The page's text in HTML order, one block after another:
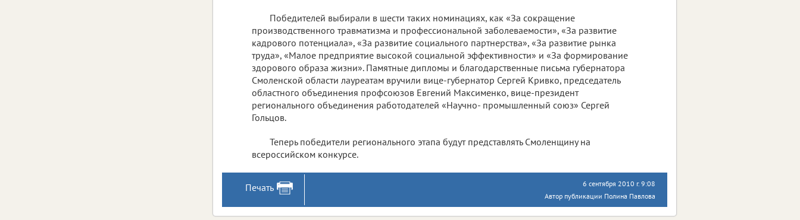
Победителей выбирали в шести таких номинациях, как «За сокращение
производственного травматизма и профессиональной заболеваемости», «За развитие
кадрового потенциала», «За развитие социального партнерства», «За развитие рынка
труда», «Малое предприятие высокой социальной эффективности» и «За формирование
здорового образа жизни». Памятные дипломы и благодарственные письма губернатора
Смоленской области лауреатам вручили вице-губернатор Сергей Кривко, председатель
областного объединения профсоюзов Евгений Максименко, вице-президент
регионального объединения работодателей «Научно- промышленный союз» Сергей
Гольцов.
Теперь победители регионального этапа будут представлять Смоленщину на
всероссийском конкурсе.
Печать
6 сентября 2010 г. 9:08
Автор публикации Полина Павлова